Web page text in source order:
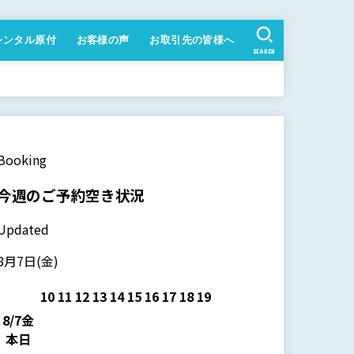
ンタル原付 お客様の声 お取引先の皆様へ
SEARCH